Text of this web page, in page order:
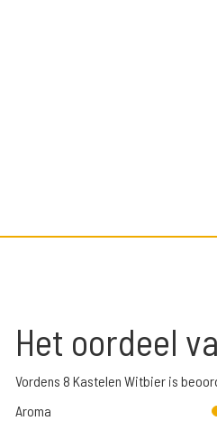
Het oordeel
Vordens 8 Kastelen Witbier is
Aroma